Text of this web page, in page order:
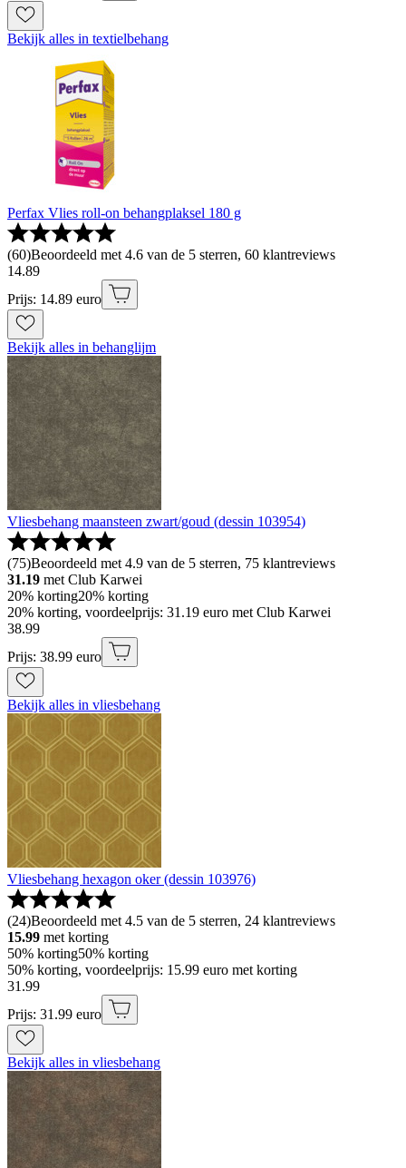
Bekijk alles in textielbehang
Perfax Vlies roll-on behangplaksel 180 g
(60)Beoordeeld met 4.6 van de 5 sterren, 60 klantreviews
14.89
Prijs: 14.89 euro
Bekijk alles in behanglijm
Vliesbehang maansteen zwart/goud (dessin 103954)
(75)Beoordeeld met 4.9 van de 5 sterren, 75 klantreviews
31.19 met Club Karwei
20% korting20% korting
20% korting, voordeelprijs: 31.19 euro met Club Karwei
38.99
Prijs: 38.99 euro
Bekijk alles in vliesbehang
Vliesbehang hexagon oker (dessin 103976)
(24)Beoordeeld met 4.5 van de 5 sterren, 24 klantreviews
15.99 met korting
50% korting50% korting
50% korting, voordeelprijs: 15.99 euro met korting
31 .99
Prijs: 31.99 euro
Bekijk alles in vliesbehang